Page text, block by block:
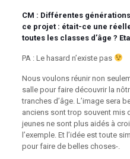
CM : Différentes
ce projet : était-ce une
toutes les classes d’âge ?
PA : Le hasard n’existe pas
Nous voulons réunir non
salle pour faire découvrir la
tranches d’âge. L’image sera
anciens sont trop souvent mis
jeunes ne sont plus aidés à
l’exemple. Et l’idée est toute
pour faire de belles choses-.